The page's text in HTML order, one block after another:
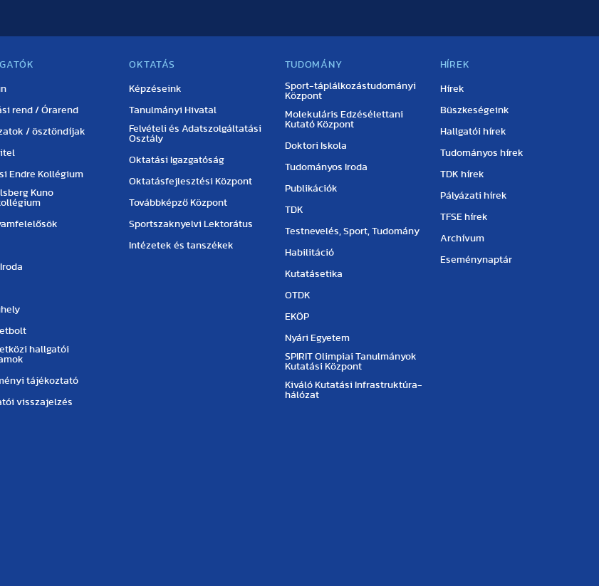
rend / Órarend
/ ösztöndíjak
Endre Kollégium
Kuno
hallgatói
tájékoztató
visszajelzés
OKTATÁS
Képzéseink
Tanulmányi Hivatal
Felvételi és Adatszolgáltatási
Osztály
Oktatási Igazgatóság
Oktatásfejlesztési Központ
Továbbképző Központ
Sportszaknyelvi Lektorátus
Intézetek és tanszékek
TUDOMÁNY
Sport-táplálkozástudományi
Központ
Molekuláris Edzésélettani
Kutató Központ
Doktori Iskola
Tudományos Iroda
Publikációk
TDK
Testnevelés, Sport, Tudomány
Habilitáció
Kutatásetika
OTDK
EKÖP
Nyári Egyetem
SPIRIT Olimpiai Tanulmányok
Kutatási Központ
Kiváló Kutatási Infrastruktúra-
hálózat
HÍREK
Hírek
Büszkeségeink
Hallgatói hírek
Tudományos hírek
TDK hírek
Pályázati hírek
TFSE hírek
Archívum
Eseménynaptár